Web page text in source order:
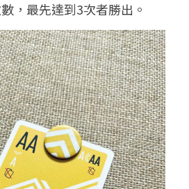
，最先達到3次者勝出。